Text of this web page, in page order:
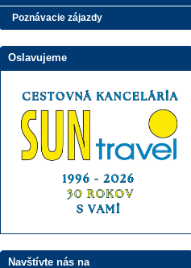
Poznávacie zájazdy
Oslavujeme
Navštívte nás na